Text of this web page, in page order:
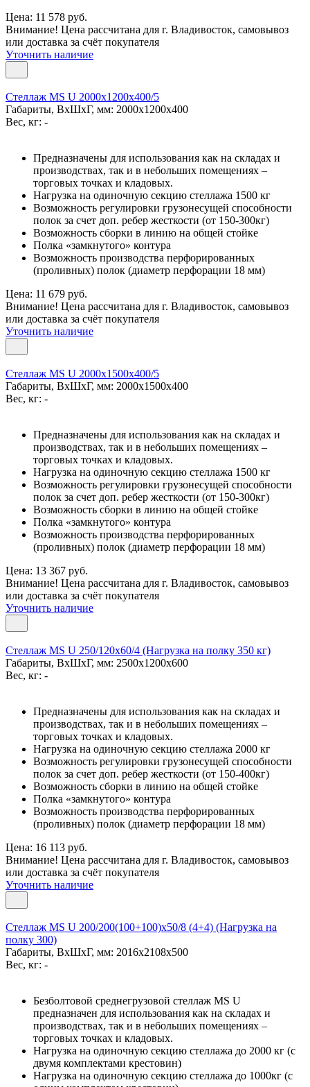
Цена: 11 578 руб.
Внимание! Цена рассчитана для г. Владивосток, самовывоз
или доставка за счёт покупателя
Уточнить наличие
Стеллаж MS U 2000x1200x400/5
Габариты, ВxШxГ, мм: 2000x1200x400
Вес, кг: -
Предназначены для использования как на складах и
производствах, так и в небольших помещениях –
торговых точках и кладовых.
Нагрузка на одиночную секцию стеллажа 1500 кг
Возможность регулировки грузонесущей способности
полок за счет доп. ребер жесткости (от 150-300кг)
Возможность сборки в линию на общей стойке
Полка «замкнутого» контура
Возможность производства перфорированных
(проливных) полок (диаметр перфорации 18 мм)
Цена: 11 679 руб.
Внимание! Цена рассчитана для г. Владивосток, самовывоз
или доставка за счёт покупателя
Уточнить наличие
Стеллаж MS U 2000x1500x400/5
Габариты, ВxШxГ, мм: 2000x1500x400
Вес, кг: -
Предназначены для использования как на складах и
производствах, так и в небольших помещениях –
торговых точках и кладовых.
Нагрузка на одиночную секцию стеллажа 1500 кг
Возможность регулировки грузонесущей способности
полок за счет доп. ребер жесткости (от 150-300кг)
Возможность сборки в линию на общей стойке
Полка «замкнутого» контура
Возможность производства перфорированных
(проливных) полок (диаметр перфорации 18 мм)
Цена: 13 367 руб.
Внимание! Цена рассчитана для г. Владивосток, самовывоз
или доставка за счёт покупателя
Уточнить наличие
Стеллаж MS U 250/120x60/4 (Нагрузка на полку 350 кг)
Габариты, ВxШxГ, мм: 2500x1200x600
Вес, кг: -
Предназначены для использования как на складах и
производствах, так и в небольших помещениях –
торговых точках и кладовых.
Нагрузка на одиночную секцию стеллажа 2000 кг
Возможность регулировки грузонесущей способности
полок за счет доп. ребер жесткости (от 150-400кг)
Возможность сборки в линию на общей стойке
Полка «замкнутого» контура
Возможность производства перфорированных
(проливных) полок (диаметр перфорации 18 мм)
Цена: 16 113 руб.
Внимание! Цена рассчитана для г. Владивосток, самовывоз
или доставка за счёт покупателя
Уточнить наличие
Стеллаж MS U 200/200(100+100)x50/8 (4+4) (Нагрузка на
полку 300)
Габариты, ВxШxГ, мм: 2016x2108x500
Вес, кг: -
Безболтовой среднегрузовой стеллаж MS U
предназначен для использования как на складах и
производствах, так и в небольших помещениях –
торговых точках и кладовых.
Нагрузка на одиночную секцию стеллажа до 2000 кг (с
двумя комплектами крестовин)
Нагрузка на одиночную секцию стеллажа до 1000кг (с